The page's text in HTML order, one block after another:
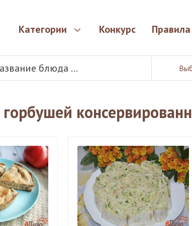
Категории Конкурс Правила